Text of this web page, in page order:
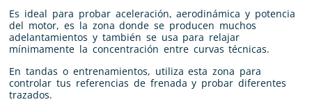
Es ideal para probar aceleración, aerodinámica y potencia
del motor, es la zona donde se producen muchos
adelantamientos y también se usa para relajar
mínimamente la concentración entre curvas técnicas.
En tandas o entrenamientos, utiliza esta zona para
controlar tus referencias de frenada y probar diferentes
trazados.